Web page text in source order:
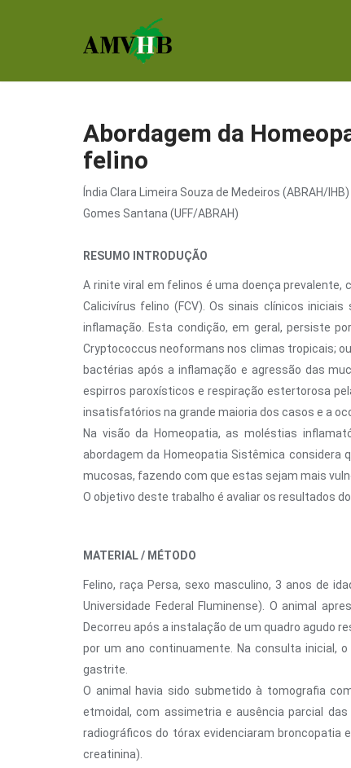
Abordagem da
felino
Índia Clara Limeira Souza de Medeiros (ABRAH/
Gomes Santana (UFF/ABRAH)
RESUMO INTRODUÇÃO
A rinite viral em felinos é uma doença prevalente,
Calicivírus felino (FCV). Os sinais clínicos
inflamação. Esta condição, em geral, persiste
Cryptococcus neoformans nos climas tropicais;
bactérias após a inflamação e agressão das
espirros paroxísticos e respiração estertorosa
insatisfatórios na grande maioria dos casos e a
Na visão da Homeopatia, as moléstias
abordagem da Homeopatia Sistêmica considera
mucosas, fazendo com que estas sejam mais
O objetivo deste trabalho é avaliar os resultados
MATERIAL / MÉTODO
Felino, raça Persa, sexo masculino, 3 anos de
Universidade Federal Fluminense). O animal
Decorreu após a instalação de um quadro agudo
por um ano continuamente. Na consulta inicial,
gastrite.
O animal havia sido submetido à tomografia
etmoidal, com assimetria e ausência parcial
radiográficos do tórax evidenciaram broncopatia
creatinina).